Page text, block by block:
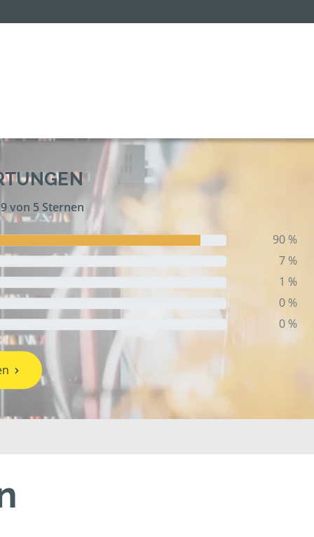
von 5 Sternen
90 %
7 %
1 %
0 %
0 %